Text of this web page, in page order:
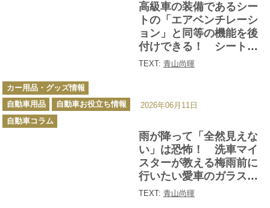
高級車の装備であるシー
トの「エアベンチレーシ
ョン」と同等の機能を後
付けできる！ シートカ
バータイプを試してみた
TEXT: 青山尚暉
雨が降って「全然見えな
い」は恐怖！ 洗車マイ
スターが教える梅雨前に
行いたい愛車のガラス＆
ミラーメンテ
TEXT: 青山尚暉
カ
テ
ゴ
リ
ー
カー用品・グッズ情報
自動車用品
自動車お役立ち情報
自動車コラム
2026年06月11日